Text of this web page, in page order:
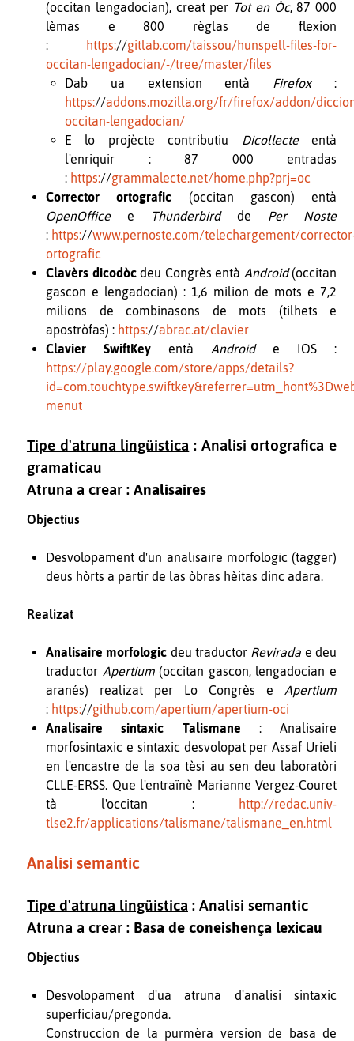
(occitan lengadocian), creat per Tot en Òc, 87 000
lèmas e 800 règlas de flexion
:
https://gitlab.com/taissou/hunspell-files-for-
occitan-lengadocian/-/tree/master/files
Dab ua extension entà
Firefox
:
https://addons.mozilla.org/fr/firefox/addon/
occitan-lengadocian/
E lo projècte contributiu
Dicollecte
entà
l'enriquir : 87 000 entradas
: https://grammalecte.net/home.php?prj=oc
Corrector ortografic
(occitan gascon) entà
OpenOffice
e Thunderbird de
Per Noste
: https://www.pernoste.com/telechargement/
ortografic
Clavèrs dicodòc deu Congrès entà Android(occitan
gascon e lengadocian) : 1,6 milion de mots e 7,2
milions de combinasons de mots (tilhets e
apostròfas) : https://abrac.at/clavier
Clavier SwiftKey entà Androide IOS :
https://play.google.com/store/apps/details?
menut
Tipe d'atruna lingüistica : Analisi ortografica e
gramaticau
Atruna a crear : Analisaires
Objectius
Desvolopament d'un analisaire morfologic (tagger)
deus hòrts a partir de las òbras hèitas dinc adara.
Realizat
Analisaire morfologic deu traductor Revirada e deu
traductor Apertium (occitan gascon, lengadocian e
aranés) realizat per Lo Congrès e
Apertium
: https://github.com/apertium/apertium-oci
Analisaire sintaxic Talismane : Analisaire
morfosintaxic e sintaxic desvolopat per Assaf Urieli
en l'encastre de la soa tèsi au sen deu laboratòri
CLLE-ERSS. Que l'entraïnè Marianne Vergez-Couret
tà l'occitan :
http://redac.univ-
tlse2.fr/applications/talismane/talismane_en.html
Analisi semantic
Tipe d'atruna lingüistica : Analisi semantic
Atruna a crear : Basa de coneishença lexicau
Objectius
Desvolopament d'ua atruna d'analisi sintaxic
superficiau/pregonda.
Construccion de la purmèra version de basa de